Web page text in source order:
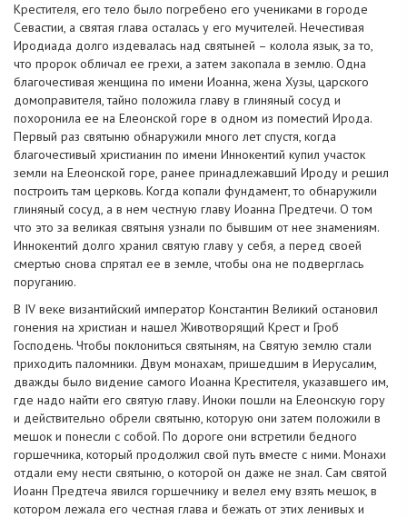
Крестителя, его тело было погребено его учениками в городе
Севастии, а святая глава осталась у его мучителей. Нечестивая
Иродиада долго издевалась над святыней – колола язык, за то,
что пророк обличал ее грехи, а затем закопала в землю. Одна
благочестивая женщина по имени Иоанна, жена Хузы, царского
домоправителя, тайно положила главу в глиняный сосуд и
похоронила ее на Елеонской горе в одном из поместий Ирода.
Первый раз святыню обнаружили много лет спустя, когда
благочестивый христианин по имени Иннокентий купил участок
земли на Елеонской горе, ранее принадлежавший Ироду и решил
построить там церковь. Когда копали фундамент, то обнаружили
глиняный сосуд, а в нем честную главу Иоанна Предтечи. О том
что это за великая святыня узнали по бывшим от нее знамениям.
Иннокентий долго хранил святую главу у себя, а перед своей
смертью снова спрятал ее в земле, чтобы она не подверглась
поруганию.
В IV веке византийский император Константин Великий остановил
гонения на христиан и нашел Животворящий Крест и Гроб
Господень. Чтобы поклониться святыням, на Святую землю стали
приходить паломники. Двум монахам, пришедшим в Иерусалим,
дважды было видение самого Иоанна Крестителя, указавшего им,
где надо найти его святую главу. Иноки пошли на Елеонскую гору
и действительно обрели святыню, которую они затем положили в
мешок и понесли с собой. По дороге они встретили бедного
горшечника, который продолжил свой путь вместе с ними. Монахи
отдали ему нести святыню, о которой он даже не знал. Сам святой
Иоанн Предтеча явился горшечнику и велел ему взять мешок, в
котором лежала его честная глава и бежать от этих ленивых и